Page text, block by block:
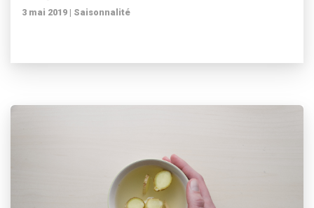
3 mai 2019 | Saisonnalité